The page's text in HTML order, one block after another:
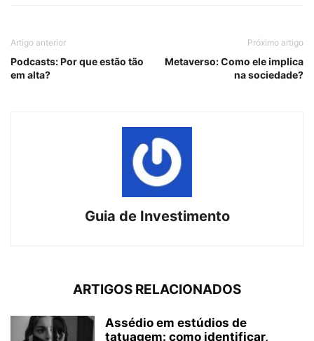
Artigo anterior
Podcasts: Por que estão tão
em alta?
Próximo artigo
Metaverso: Como ele implica
na sociedade?
Guia de Investimento
ARTIGOS RELACIONADOS
Assédio em estúdios de
tatuagem: como identificar,